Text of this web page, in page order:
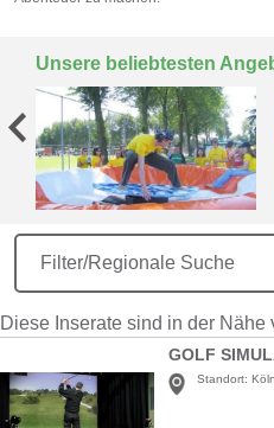
Unsere beliebtesten
Filter/Regionale Suche
Diese Inserate sind in der Nähe
Standort: Köln